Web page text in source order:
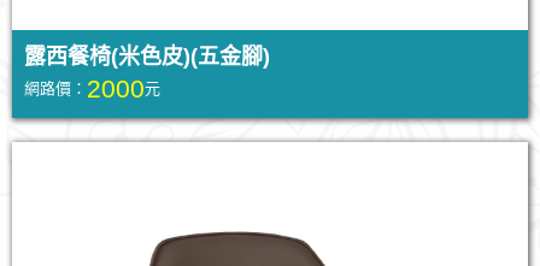
露西餐椅(米色皮)(五金腳)
網路價： 2000元